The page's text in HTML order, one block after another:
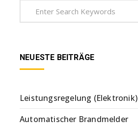
NEUESTE BEITRÄGE
Leistungsregelung (Elektronik)
Automatischer Brandmelder